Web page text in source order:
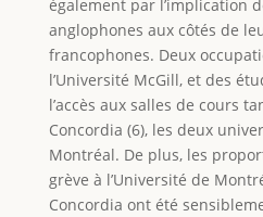
également par l’implication
anglophones aux côtés de
francophones. Deux
l’Université McGill, et des
l’accès aux salles de cours
Concordia (6), les deux
Montréal. De plus, les
grève à l’Université de
Concordia ont été